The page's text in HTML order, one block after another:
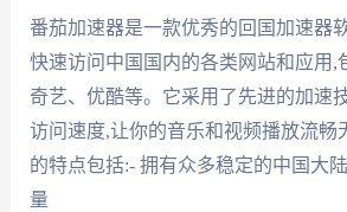
番茄加速器是一款优秀的回国加速器
快速访问中国国内的各类网站和应用,
奇艺、优酷等。它采用了先进的加速
访问速度,让你的音乐和视频播放流畅
的特点包括:- 拥有众多稳定的中国大
量